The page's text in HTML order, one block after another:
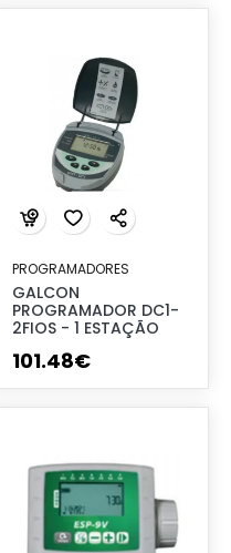
PROGRAMADORES
GALCON
PROGRAMADOR DC1-
2FIOS - 1 ESTAÇÃO
101.48€